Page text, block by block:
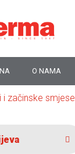
O NAMA
i začinske smjese